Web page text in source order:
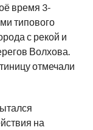
время 3-
типового
с рекой и
Волхова.
отмечали
на